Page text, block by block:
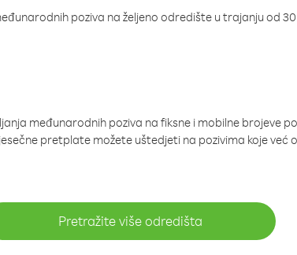
poziva na željeno odredište u trajanju od
međunarodnih poziva na fiksne i mobilne brojeve
pretplate možete uštedjeti na pozivima koje već
Pretražite više odredišta